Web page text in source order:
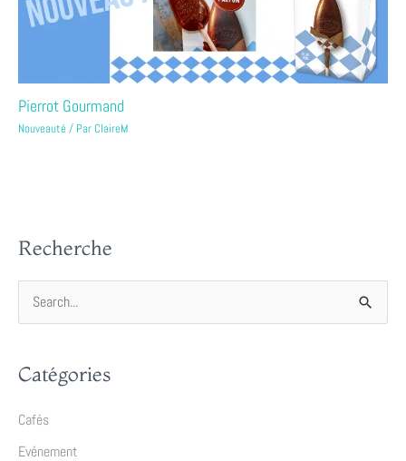
Pierrot Gourmand
Nouveauté/ Par ClaireM
Recherche
e
r
Catégories
Cafés
Evénement